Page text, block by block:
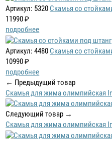
Артикул: 5320 Скамья со
11990 ₽
подробнее
Артикул: 4480 Скамья со
10990 ₽
подробнее
← Предыдущий товар
Скамья для жима олимпийская
Следующий товар →
Скамья для жима олимпийская